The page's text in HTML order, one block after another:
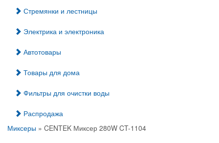
Стремянки и лестницы
Электрика и электроника
Автотовары
Товары для дома
Фильтры для очистки воды
Распродажа
Миксеры » CENTEK Миксер 280W CT-1104